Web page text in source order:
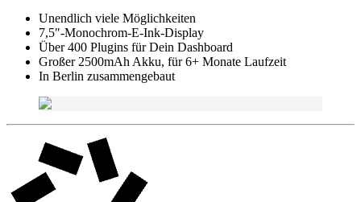
Unendlich viele Möglichkeiten
7,5″-Monochrom-E-Ink-Display
Über 400 Plugins für Dein Dashboard
Großer 2500mAh Akku, für 6+ Monate Laufzeit
In Berlin zusammengebaut